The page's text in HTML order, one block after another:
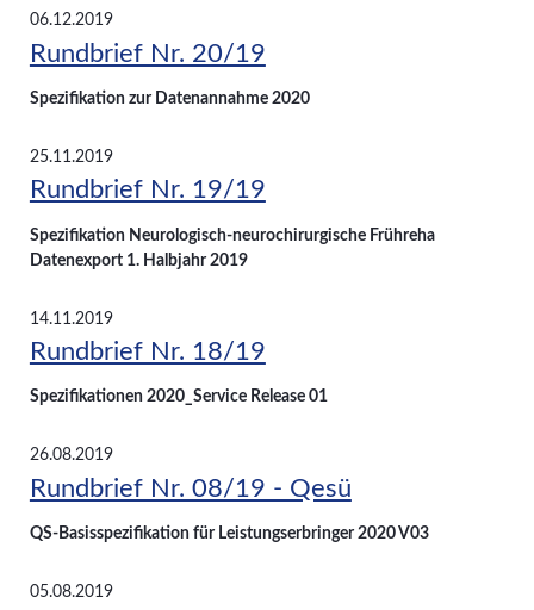
06.12.2019
Rundbrief Nr. 20/19
Spezifikation zur Datenannahme 2020
25.11.2019
Rundbrief Nr. 19/19
Spezifikation Neurologisch-neurochirurgische Frühreha
Datenexport 1. Halbjahr 2019
14.11.2019
Rundbrief Nr. 18/19
Spezifikationen 2020_Service Release 01
26.08.2019
Rundbrief Nr. 08/19 - Qesü
QS-Basisspezifikation für Leistungserbringer 2020 V03
05.08.2019